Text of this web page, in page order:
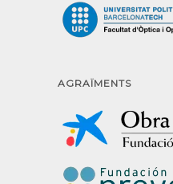
AGRAÏMENTS